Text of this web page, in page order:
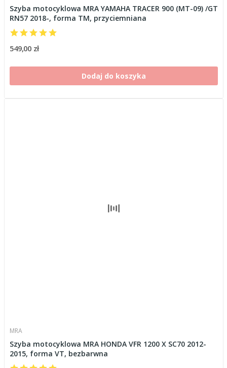
Szyba motocyklowa MRA YAMAHA TRACER 900 (MT-09) /GT
RN57 2018-, forma TM, przyciemniana
549,00 zł
Dodaj do koszyka
MRA
Szyba motocyklowa MRA HONDA VFR 1200 X SC70 2012-
2015, forma VT, bezbarwna